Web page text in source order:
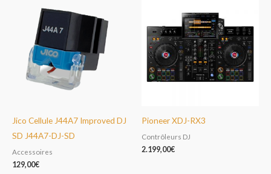
Jico Cellule J44A7 Improved DJ
SD J44A7-DJ-SD
Accessoires
129,00€
Pioneer XDJ-RX3
Contrôleurs DJ
2.199,00€